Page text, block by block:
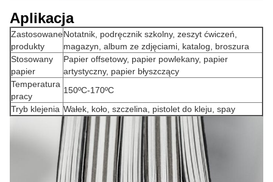
Aplikacja
Zastosowane
produkty
Notatnik, podręcznik szkolny, zeszyt ćwiczeń,
magazyn, album ze zdjęciami, katalog, broszura
Stosowany
papier
Papier offsetowy, papier powlekany, papier
artystyczny, papier błyszczący
Temperatura
pracy
150ºC-170ºC
Tryb klejenia Wałek, koło, szczelina, pistolet do kleju, spay